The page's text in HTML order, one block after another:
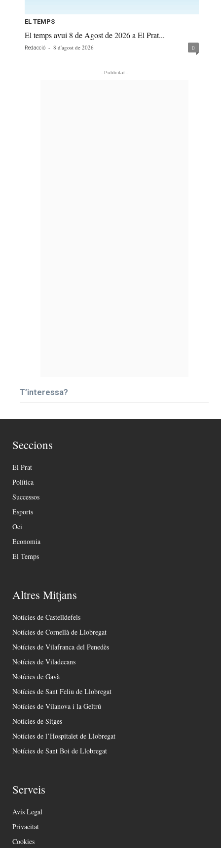
EL TEMPS
El temps avui 8 de Agost de 2026 a El Prat...
Redacció - 8 d'agost de 2026 0
- Publicitat -
T’interessa?
Seccions
El Prat
Política
Successos
Esports
Oci
Economia
El Temps
Altres Mitjans
Notícies de Castelldefels
Notícies de Cornellà de Llobregat
Notícies de Vilafranca del Penedès
Notícies de Viladecans
Notícies de Gavà
Notícies de Sant Feliu de Llobregat
Notícies de Vilanova i la Geltrú
Notícies de Sitges
Notícies de l’Hospitalet de Llobregat
Notícies de Sant Boi de Llobregat
Serveis
Avís Legal
Privacitat
Cookies